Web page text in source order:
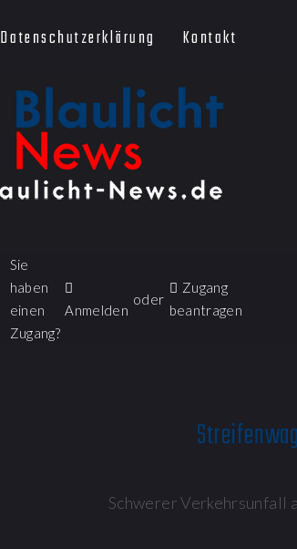
Datenschutzerklärung Kontakt
Sie
haben
einen
Zugang?
Anmelden
oder
Zugang
beantragen
Schwerer Verkehrsunfall